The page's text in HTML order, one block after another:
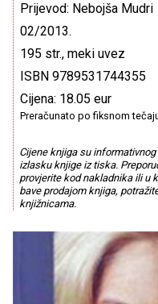
Prijevod: Nebojša Mudri
02/2013.
195 str., meki uvez
ISBN 9789531744355
Cijena: 18.05 eur
Preračunato po fiksnom
Cijene knjiga su
izlasku knjige iz tiska.
provjerite kod nakladnika ili u
bave prodajom knjiga,
knjižnicama.